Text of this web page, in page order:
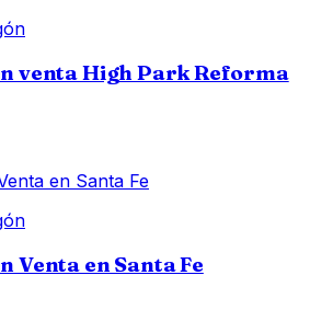
venta High Park Reforma
Venta en Santa Fe